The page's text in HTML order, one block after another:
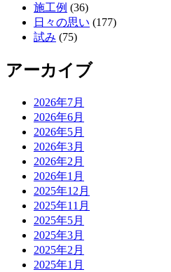
施工例 (36)
日々の思い (177)
試み (75)
アーカイブ
2026年7月
2026年6月
2026年5月
2026年3月
2026年2月
2026年1月
2025年12月
2025年11月
2025年5月
2025年3月
2025年2月
2025年1月